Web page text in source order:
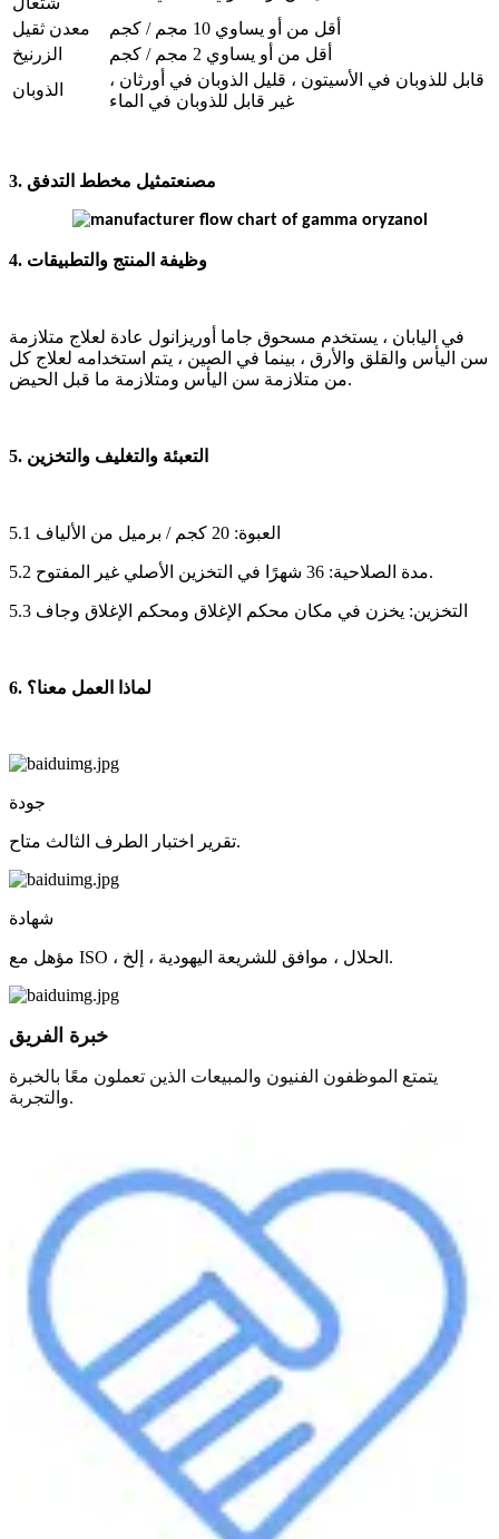
معدن ثقيل
أقل من أو يساوي 10 مجم / كجم
الزرنيخ
أقل من أو يساوي 2 مجم / كجم
الذوبان
قابل للذوبان في الأسيتون ، قليل الذوبان في أورثان ،
غير قابل للذوبان في الماء
3. مصنعتمثيل مخطط التدفق
4. وظيفة المنتج والتطبيقات
في اليابان ، يستخدم مسحوق جاما أوريزانول عادة لعلاج متلازمة
سن اليأس والقلق والأرق ، بينما في الصين ، يتم استخدامه لعلاج كل
من متلازمة سن اليأس ومتلازمة ما قبل الحيض.
5. التعبئة والتغليف والتخزين
5.1 العبوة: 20 كجم / برميل من الألياف
5.2 مدة الصلاحية: 36 شهرًا في التخزين الأصلي غير المفتوح.
5.3 التخزين: يخزن في مكان محكم الإغلاق ومحكم الإغلاق وجاف
6. لماذا العمل معنا؟
جودة
تقرير اختبار الطرف الثالث متاح.
شهادة
مؤهل مع ISO ، الحلال ، موافق للشريعة اليهودية ، إلخ.
خبرة الفريق
يتمتع الموظفون الفنيون والمبيعات الذين تعملون معًا بالخبرة
والتجربة.